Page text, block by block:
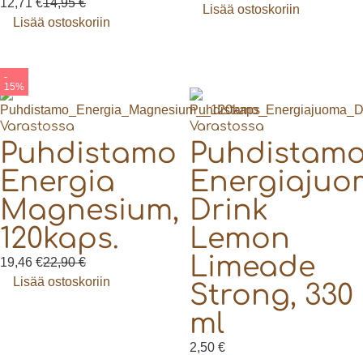
14,95€
12,71 €
Lisää ostoskoriin
Lisää ostoskoriin
-
15%
Varastossa
Puhdistamo
Energia
Magnesium,
120kaps.
22,90€
19,46 €
Lisää ostoskoriin
Varastossa
Drink
Lemon
Limeade
Strong, 330
ml
2,50 €